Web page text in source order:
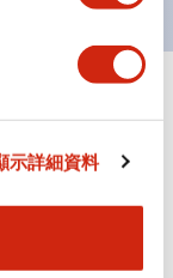
示詳細資料
+